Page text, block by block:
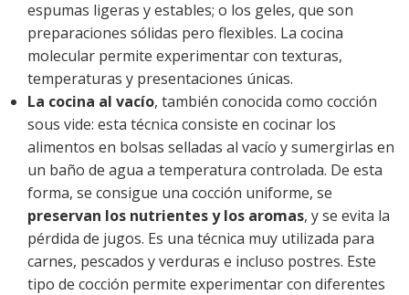
espumas ligeras y estables; o los geles, que son
preparaciones sólidas pero flexibles. La cocina
molecular permite experimentar con texturas,
temperaturas y presentaciones únicas.
La cocina al vacío, también conocida como cocción
sous vide: esta técnica consiste en cocinar los
alimentos en bolsas selladas al vacío y sumergirlas en
un baño de agua a temperatura controlada. De esta
forma, se consigue una cocción uniforme, se
preservan los nutrientes y los aromas, y se evita la
pérdida de jugos. Es una técnica muy utilizada para
carnes, pescados y verduras e incluso postres. Este
tipo de cocción permite experimentar con diferentes